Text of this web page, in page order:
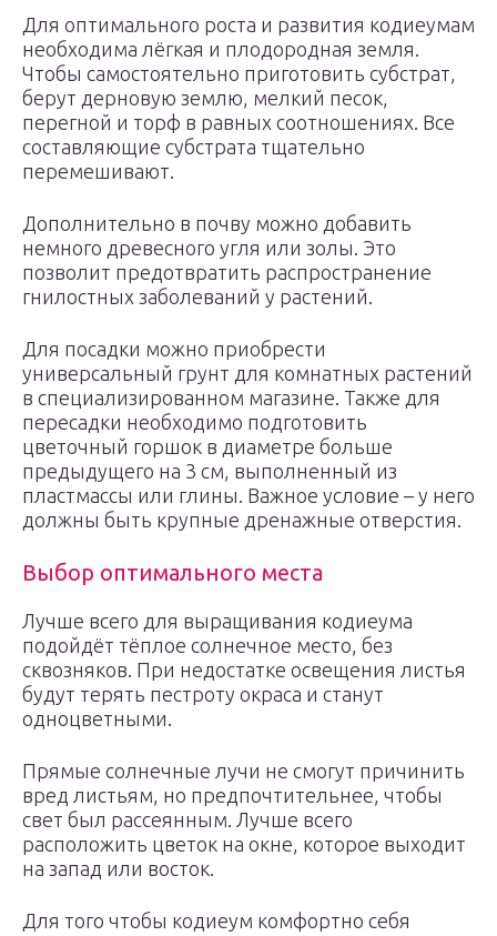
Для оптимального роста и развития кодиеумам
необходима лёгкая и плодородная земля.
Чтобы самостоятельно приготовить субстрат,
берут дерновую землю, мелкий песок,
перегной и торф в равных соотношениях. Все
составляющие субстрата тщательно
перемешивают.
Дополнительно в почву можно добавить
немного древесного угля или золы. Это
позволит предотвратить распространение
гнилостных заболеваний у растений.
Для посадки можно приобрести
универсальный грунт для комнатных растений
в специализированном магазине. Также для
пересадки необходимо подготовить
цветочный горшок в диаметре больше
предыдущего на 3 см, выполненный из
пластмассы или глины. Важное условие – у него
должны быть крупные дренажные отверстия.
Выбор оптимального места
Лучше всего для выращивания кодиеума
подойдёт тёплое солнечное место, без
сквозняков. При недостатке освещения листья
будут терять пестроту окраса и станут
одноцветными.
Прямые солнечные лучи не смогут причинить
вред листьям, но предпочтительнее, чтобы
свет был рассеянным. Лучше всего
расположить цветок на окне, которое выходит
на запад или восток.
Для того чтобы кодиеум комфортно себя